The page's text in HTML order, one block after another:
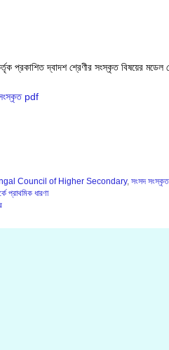
প্রকাশিত দ্বাদশ শ্রেণীর সংস্কৃত বিষয়ের
সংস্কৃত pdf
Council of Higher Secondary,সংসদ সংস্কৃত
প্রাথমিক ধারণা